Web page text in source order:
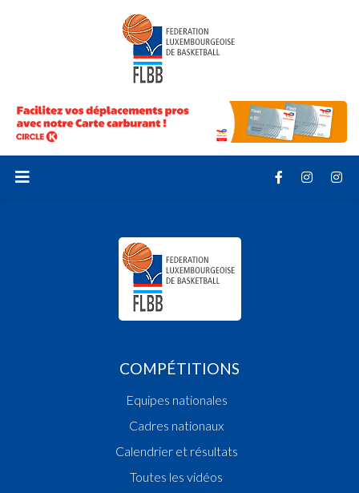
COMPÉTITIONS
Equipes nationales
Cadres nationaux
Calendrier et résultats
Toutes les vidéos